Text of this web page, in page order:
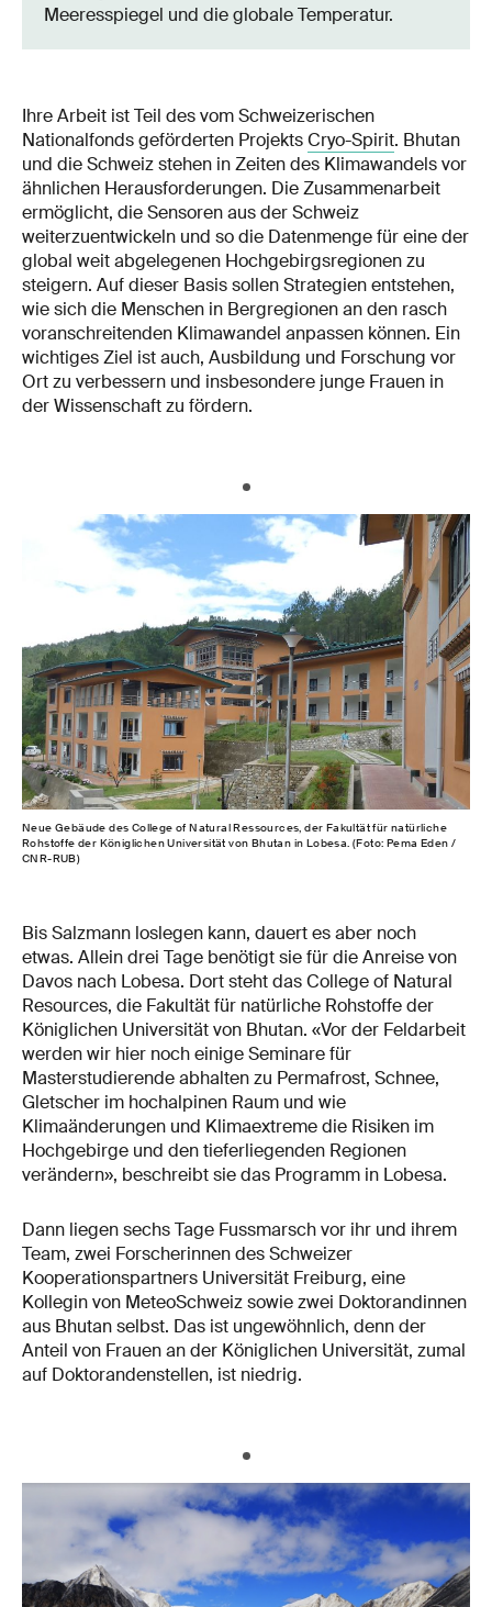
Meeresspiegel und die globale Temperatur.
Ihre Arbeit ist Teil des vom Schweizerischen
Nationalfonds geförderten ProjektsCryo-Spirit. Bhutan
und die Schweiz stehen in Zeiten des Klimawandels vor
ähnlichen Herausforderungen. Die Zusammenarbeit
ermöglicht, die Sensoren aus der Schweiz
weiterzuentwickeln und so die Datenmenge für eine der
global weit abgelegenen Hochgebirgsregionen zu
steigern. Auf dieser Basis sollen Strategien entstehen,
wie sich die Menschen in Bergregionen an den rasch
voranschreitenden Klimawandel anpassen können. Ein
wichtiges Ziel ist auch, Ausbildung und Forschung vor
Ort zu verbessern und insbesondere junge Frauen in
der Wissenschaft zu fördern.
Neue Gebäude des College of Natural Ressources, der Fakultät für natürliche
Rohstoffe der Königlichen Universität von Bhutan in Lobesa. (Foto: Pema Eden /
CNR-RUB)
Bis Salzmann loslegen kann, dauert es aber noch
etwas. Allein drei Tage benötigt sie für die Anreise von
Davos nach Lobesa. Dort steht das College of Natural
Resources, die Fakultät für natürliche Rohstoffe der
Königlichen Universität von Bhutan. «Vor der Feldarbeit
werden wir hier noch einige Seminare für
Masterstudierende abhalten zu Permafrost, Schnee,
Gletscher im hochalpinen Raum und wie
Klimaänderungen und Klimaextreme die Risiken im
Hochgebirge und den tieferliegenden Regionen
verändern», beschreibt sie das Programm in Lobesa.
Dann liegen sechs Tage Fussmarsch vor ihr und ihrem
Team, zwei Forscherinnen des Schweizer
Kooperationspartners Universität Freiburg, eine
Kollegin von MeteoSchweiz sowie zwei Doktorandinnen
aus Bhutan selbst. Das ist ungewöhnlich, denn der
Anteil von Frauen an der Königlichen Universität, zumal
auf Doktorandenstellen, ist niedrig.